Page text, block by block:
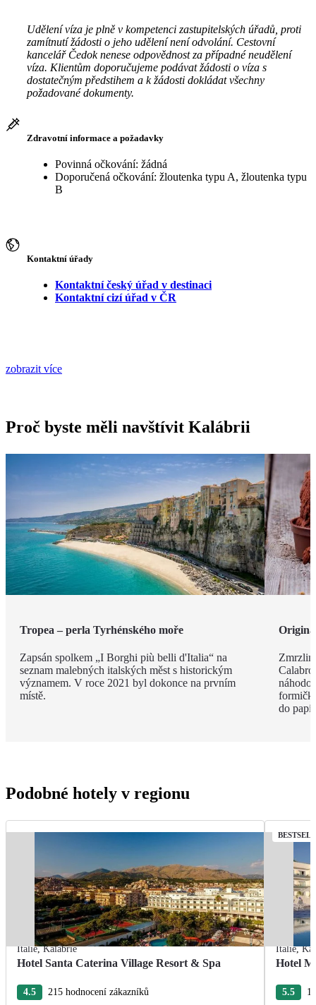
Udělení víza je plně v kompetenci zastupitelských úřadů, proti
zamítnutí žádosti o jeho udělení není odvolání. Cestovní
kancelář Čedok nenese odpovědnost za případné neudělení
víza. Klientům doporučujeme podávat žádosti o víza s
dostatečným předstihem a k žádosti dokládat všechny
požadované dokumenty.
Zdravotní informace a požadavky
Povinná očkování: žádná
Doporučená očkování: žloutenka typu A, žloutenka typu
B
Kontaktní úřady
Kontaktní český úřad v destinaci
Kontaktní cizí úřad v ČR
zobrazit více
Proč byste měli navštívit Kalábrii
Tropea – perla Tyrhénského moře
Zapsán spolkem „I Borghi più belli d'Italia“ na
seznam malebných italských měst s historickým
významem. V roce 2021 byl dokonce na prvním
místě.
do
Podobné hotely v regionu
Itálie,Kalábrie
Hotel Santa Caterina Village Resort & Spa
4.5 215 hodnocení zákazníků
Itálie,
Hotel
5.5